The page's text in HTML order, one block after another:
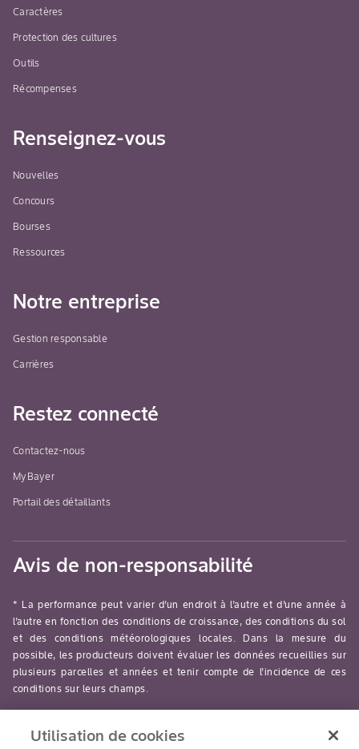
Caractères
Protection des cultures
Outils
Récompenses
Renseignez-vous
Nouvelles
Concours
Bourses
Ressources
Notre entreprise
Gestion responsable
Carrières
Restez connecté
Contactez-nous
MyBayer
Portail des détaillants
Avis de non-responsabilité
* La performance peut varier d’un endroit à l’autre et d’une année à
l’autre en fonction des conditions de croissance, des conditions du sol
et des conditions météorologiques locales. Dans la mesure du
possible, les producteurs doivent évaluer les données recueillies sur
plusieurs parcelles et années et tenir compte de l’incidence de ces
conditions sur leurs champs.
Utilisation de cookies